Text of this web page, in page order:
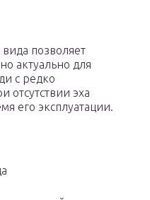
позволяет
актуально для
с редко
отсутствии эха
его эксплуатации.